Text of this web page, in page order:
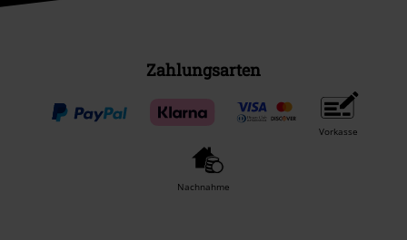
Zahlungsarten
Vorkasse
Nachnahme